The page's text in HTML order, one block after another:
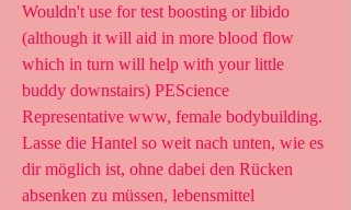
Wouldn't use for test boosting or libido
(although it will aid in more blood flow
which in turn will help with your little
buddy downstairs) PEScience
Representative www, female bodybuilding.
Lasse die Hantel so weit nach unten, wie es
dir möglich ist, ohne dabei den Rücken
absenken zu müssen, lebensmittel